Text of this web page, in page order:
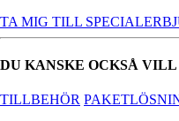
TA MIG TILL
DU KANSKE OCKSÅ
TILLBEHÖR